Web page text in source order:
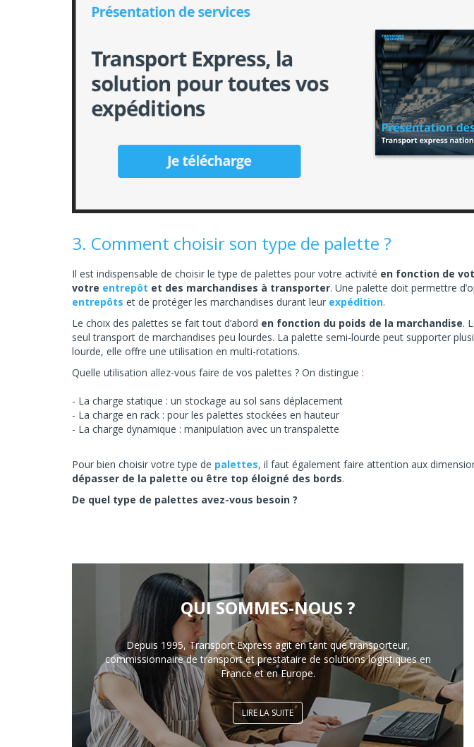
3. Comment choisir son type de palette ?
Il est indispensable de choisir le type de palettes pour votre activité en fonction de
votre entrepôt et des marchandises à transporter. Une palette doit permettre
entrepôts et de protéger les marchandises durant leur expédition.
Le choix des palettes se fait tout d’abord en fonction du poids de la marchandise.
seul transport de marchandises peu lourdes. La palette semi-lourde peut supporter
lourde, elle offre une utilisation en multi-rotations.
Quelle utilisation allez-vous faire de vos palettes ? On distingue :
La charge statique : un stockage au sol sans déplacement
La charge en rack : pour les palettes stockées en hauteur
La charge dynamique : manipulation avec un transpalette
Pour bien choisir votre type de palettes, il faut également faire attention aux
dépasser de la palette ou être top éloigné des bords.
De quel type de palettes avez-vous besoin ?
QUI SOMMES-NOUS ?
Depuis 1995, Transport Express agit en tant que transporteur,
commissionnaire de transport et prestataire de solutions logistiques en
France et en Europe.
LIRE LA SUITE